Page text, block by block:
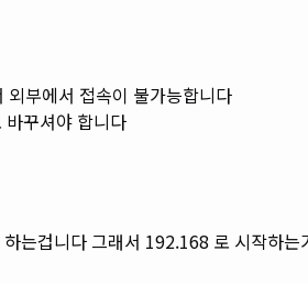
부에서 접속이 불가능합니다
꾸셔야 합니다
는겁니다 그래서 192.168 로 시작하는